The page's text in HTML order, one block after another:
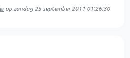
op zondag 25 september 2011 01:26:30